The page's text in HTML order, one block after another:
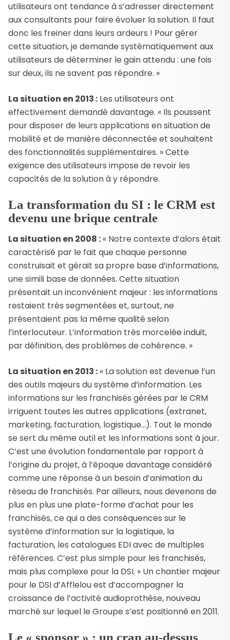
utilisateurs ont tendance à s’adresser directement
aux consultants pour faire évoluer la solution. Il faut
donc les freiner dans leurs ardeurs ! Pour gérer
cette situation, je demande systématiquement aux
utilisateurs de déterminer le gain attendu : une fois
sur deux, ils ne savent pas répondre. »
La situation en 2013 : Les utilisateurs ont
effectivement demandé davantage. « Ils poussent
pour disposer de leurs applications en situation de
mobilité et de manière déconnectée et souhaitent
des fonctionnalités supplémentaires. » Cette
exigence des utilisateurs impose de revoir les
capacités de la solution à y répondre.
La transformation du SI : le CRM est
devenu une brique centrale
La situation en 2008 : « Notre contexte d’alors était
caractérisé par le fait que chaque personne
construisait et gérait sa propre base d’informations,
une simili base de données. Cette situation
présentait un inconvénient majeur : les informations
restaient très segmentées et, surtout, ne
présentaient pas la même qualité selon
l’interlocuteur. L’information très morcelée induit,
par définition, des problèmes de cohérence. »
La situation en 2013 : « La solution est devenue l’un
des outils majeurs du système d’information. Les
informations sur les franchisés gérées par le CRM
irriguent toutes les autres applications (extranet,
marketing, facturation, logistique…). Tout le monde
se sert du même outil et les informations sont à jour.
C’est une évolution fondamentale par rapport à
l’origine du projet, à l’époque davantage considéré
comme une réponse à un besoin d’animation du
réseau de franchisés. Par ailleurs, nous devenons de
plus en plus une plate-forme d’achat pour les
franchisés, ce qui a des conséquences sur le
système d’information sur la logistique, la
facturation, les catalogues EDI avec de multiples
références. C’est plus simple pour les franchisés,
mais plus complexe pour la DSI. » Un chantier majeur
pour le DSI d’Afflelou est d’accompagner la
croissance de l’activité audioprothèse, nouveau
marché sur lequel le Groupe s’est positionné en 2011.